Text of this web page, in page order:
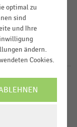
STATISTIK
optimal zu
sind
und Ihre
ändern.
Cookies.